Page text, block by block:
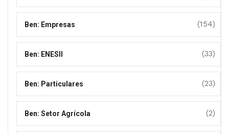
Ben: Empresas (154)
Ben: ENESII (33)
Ben: Particulares (23)
Ben: Setor Agrícola (2)